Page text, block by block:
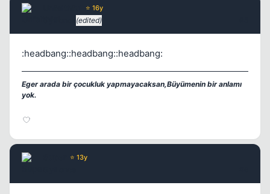
⭐ 16y
(edited)
:headbang::headbang::headbang:
Eger arada bir çocukluk yapmayacaksan,Büyümenin bir anlamı
yok.
⭐ 13y